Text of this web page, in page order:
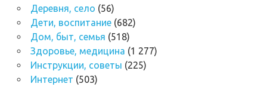
Деревня, село (56)
Дети, воспитание(682)
Дом, быт, семья (518)
Здоровье, медицина (1 277)
Инструкции, советы (225)
Интернет (503)